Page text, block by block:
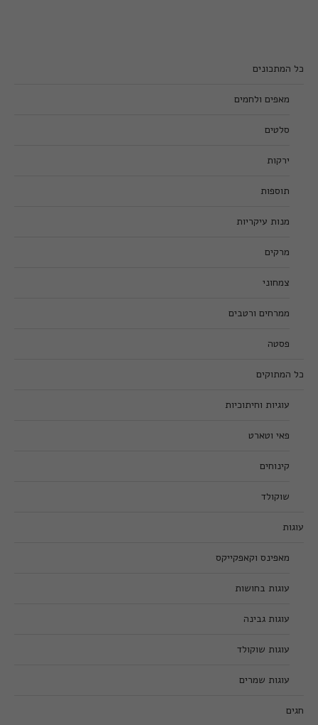
כל המתכונים
מאפים ולחמים
סלטים
ירקות
תוספות
מנות עיקריות
מרקים
צמחוני
ממרחים ורטבים
פסטה
כל המתוקים
עוגיות וחיתוכיות
פאי וטארט
קינוחים
שוקולד
עוגות
מאפינס וקאפקייקס
עוגות בחושות
עוגות גבינה
עוגות שוקולד
עוגות שמרים
חגים